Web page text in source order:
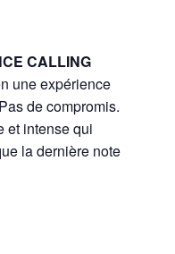
CALLING
une expérience
de compromis.
et intense qui
la dernière note